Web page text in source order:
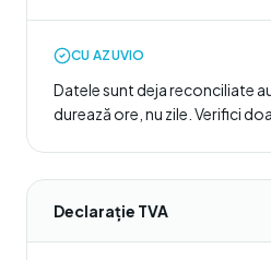
CU AZUVIO
Datele sunt deja reconciliate
durează ore, nu zile. Verifici
Declarație TVA